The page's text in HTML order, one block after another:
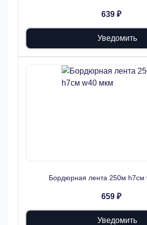
639 ₽
Уведомить
Бордюрная лента 250м h7см
659 ₽
Уведомить